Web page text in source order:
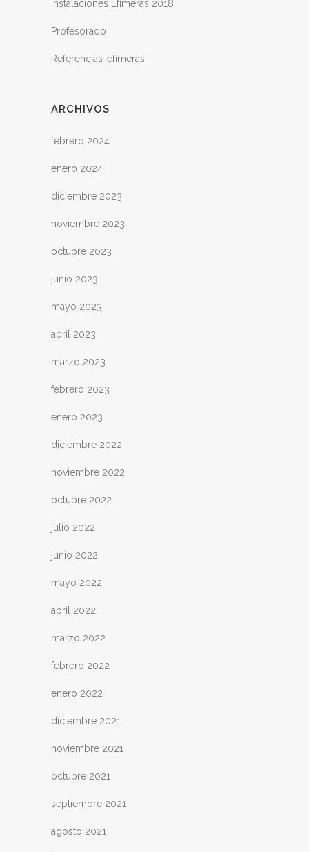
Instalaciones Efímeras 2018
Profesorado
Referencias-efímeras
ARCHIVOS
febrero 2024
enero 2024
diciembre 2023
noviembre 2023
octubre 2023
junio 2023
mayo 2023
abril 2023
marzo 2023
febrero 2023
enero 2023
diciembre 2022
noviembre 2022
octubre 2022
julio 2022
junio 2022
mayo 2022
abril 2022
marzo 2022
febrero 2022
enero 2022
diciembre 2021
noviembre 2021
octubre 2021
septiembre 2021
agosto 2021